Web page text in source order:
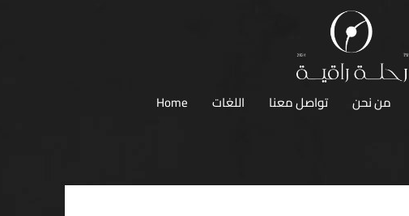
من نحن تواصل معنا اللغات Home